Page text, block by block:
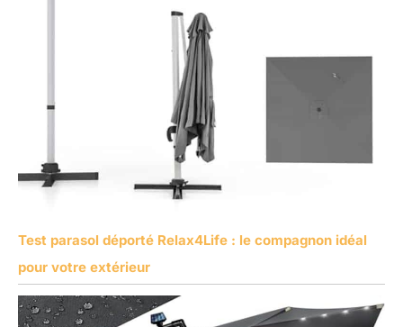
Test parasol déporté Relax4Life : le compagnon idéal
pour votre extérieur